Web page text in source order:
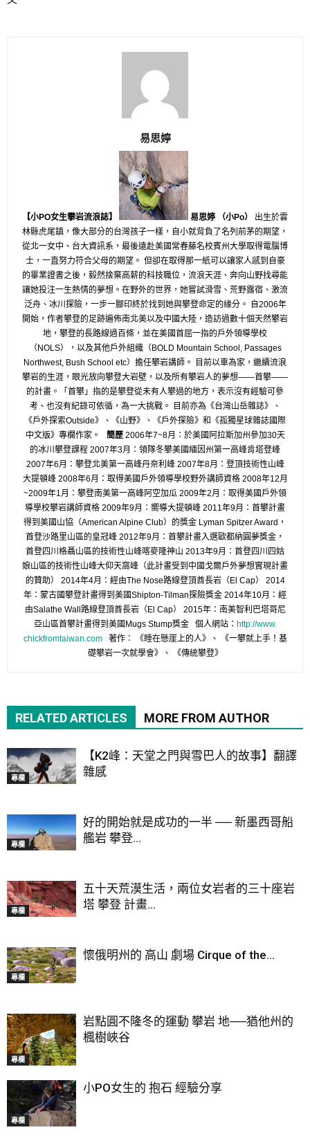
易思婷
【小PO女生攀岩流浪誌】 易思婷 （小Po）
出生於雲
林縣虎尾鎮，像大部分的台灣孩子一樣， 自小就背負了名列前茅的期望，
從北一女中、台大資訊系， 最後遠赴美國常春藤名校賓州大學取得電腦博
士， 一直努力符合父母的期望。 但卻在取得那一紙可以讓家人感到自豪
的畢業證書之後， 毅然捨棄高薪的科技職位，流浪天涯、 奔向山野找尋能
讓她投注一生熱情的夢想。在野外的世界， 她嘗試滑雪、荒野露宿、激流
泛舟、冰川探險， 一步一腳印終於找到她與攀登命定的緣分。 自2006年
開始，作者攀登的足跡遍佈南北美以及中國大陸， 造訪過數十個天然攀岩
地，攀登的長路線過百條， 並在美國首屈一指的戶外領導學校
（NOLS）， 以及其他戶外組織（BOLD Mountain School, Passages
Northwest, Bush School etc）擔任攀岩講師。 目前以車為家，繼續流浪
攀岩的生涯，眼光放向攀登大岩壁， 以及所有攀岩人的夢想——首攀——
的計畫。「首攀」 指的是攀登從未有人攀過的地方，表示沒有經驗可參
考、 也沒有紀錄可依循，為一大挑戰。 目前亦為《台灣山岳雜誌》、
《戶外探索Outside》、《山野》、《戶外探險》和《孤獨星球雜誌國際
中文版》專欄作家。 簡歷2006年7~8月：於美國阿拉斯加州參加30天
的冰川攀登課程 2007年3月：領隊冬攀美國緬因州第一高峰肯塔登峰
2007年6月：攀登北美第一高峰丹奈利峰 2007年8月：登頂技術性山峰
大提頓峰 2008年6月：取得美國戶外領導學校野外講師資格 2008年12月
~2009年1月：攀登南美第一高峰阿空加瓜 2009年2月：取得美國戶外領
導學校攀岩講師資格 2009年9月：嚮導大提頓峰 2011年9月：首攀計畫
得到美國山協（American Alpine Club）的獎金 Lyman Spitzer Award，
首登沙路里山區的皇冠峰 2012年9月：首攀計畫入選歐都納圓夢獎金，
首登四川格聶山區的技術性山峰喀麥隆神山 2013年9月：首登四川四姑
娘山區的技術性山峰大仰天窩峰（此計畫受到中國戈爾戶外夢想實現計畫
的贊助） 2014年4月：經由The Nose路線登頂酋長岩（El Cap） 2014
年：蒙古國攀登計畫得到美國Shipton-Tilman探險獎金 2014年10月：經
由Salathe Wall路線登頂酋長岩（El Cap） 2015年：南美智利巴塔哥尼
亞山區首攀計畫得到美國Mugs Stump獎金 個人網站： http://www.
chickfromtaiwan.com著作： 《睡在懸崖上的人》、 《一攀就上手！基
礎攀岩一次就學會》、 《傳統攀登》
RELATED ARTICLES MORE FROM AUTHOR
專欄
【K2峰：天堂之門與雪巴人的故事】翻譯
雜感
專欄
好的開始就是成功的一半 ── 新墨西哥船
艦岩 攀登...
專欄
五十天荒漠生活，兩位女岩者的三十座岩
塔 攀登 計畫...
專欄
懷俄明州的 高山 劇場 Cirque of the...
專欄
岩點圓不隆冬的運動 攀岩 地──猶他州的
楓樹峽谷
專欄
小PO女生的 抱石 經驗分享